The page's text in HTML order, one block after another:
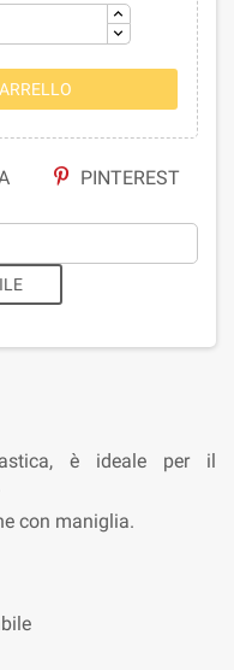
PINTEREST
è ideale per il
con maniglia.